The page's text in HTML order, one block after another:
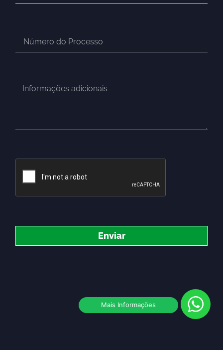
Enviar
Mais Informações